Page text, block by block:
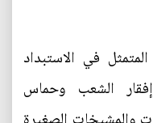
في الاستبداد
الشعب وحماس